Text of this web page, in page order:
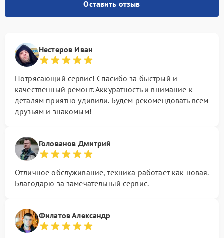
Оставить отзыв
Нестеров Иван
Потрясающий сервис! Спасибо за быстрый и
качественный ремонт. Аккуратность и внимание к
деталям приятно удивили. Будем рекомендовать всем
друзьям и знакомым!
Голованов Дмитрий
Отличное обслуживание, техника работает как новая.
Благодарю за замечательный сервис.
Филатов Александр